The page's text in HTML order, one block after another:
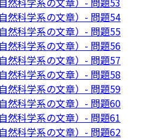
然科学系の文章）- 問題54
然科学系の文章）- 問題55
然科学系の文章）- 問題56
然科学系の文章）- 問題57
然科学系の文章）- 問題58
然科学系の文章）- 問題59
然科学系の文章）- 問題60
然科学系の文章）- 問題61
然科学系の文章）- 問題62